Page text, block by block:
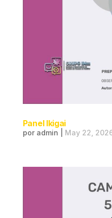
Panel Ikigai
por admin May 22,